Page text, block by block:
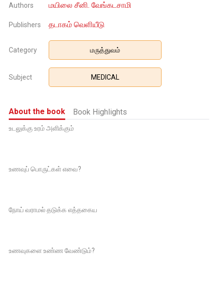
Authors மயிலை சீனி. வேங்கடசாமி
Publishers தடாகம் வெளியீடு
Category மருத்துவம்
Subject MEDICAL
About the book Book Highlights
உடலுக்கு உரம் அளிக்கும்
உணவுப் பொருட்கள் எவை?
நோய் வராமல் தடுக்க எத்தகைய
உணவுகளை உண்ண வேண்டும்?